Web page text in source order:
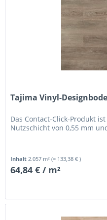
Tajima Vinyl-
Das Contact-Click-Produkt
Nutzschicht von 0,55 mm
Inhalt2.057 m²(= 133,38 € )
64,84 € / m²